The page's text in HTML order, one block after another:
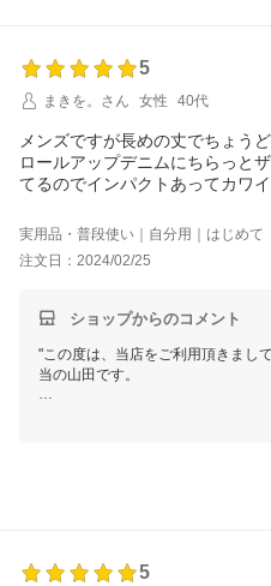
返品のご希望も、承ることができ
これからも、良い品を、リーズナ
まだまだ、至らない点もございま
5
まきを。さん
女性 40代
メンズですが長めの丈でちょう
ロールアップデニムにちらっと
てるのでインパクトあってカワ
実用品・普段使い｜自分用｜はじめて
注文日：2024/02/25
ショップからのコメント
"この度は、当店をご利用頂きまし
当の山田です。
どがございましたら、お電話もし
5